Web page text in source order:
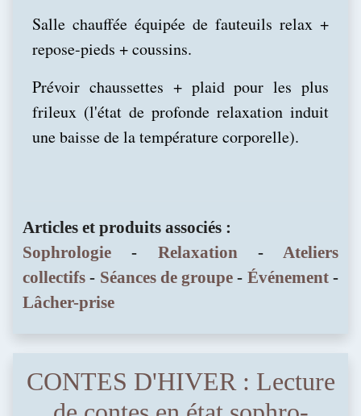
Salle chauffée équipée de fauteuils relax +
repose-pieds + coussins.
Prévoir chaussettes + plaid pour les plus
frileux (l'état de profonde relaxation induit
une baisse de la température corporelle).
Articles et produits associés :
Sophrologie - Relaxation - Ateliers
collectifs - Séances de groupe - Événement-
Lâcher-prise
CONTES D'HIVER : Lecture